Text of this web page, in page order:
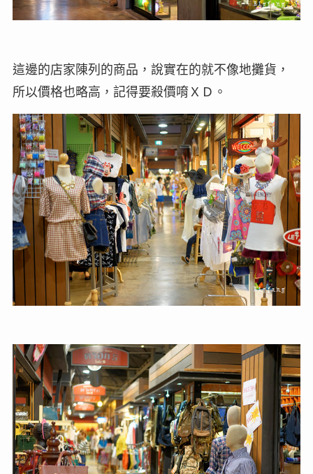
這邊的店家陳列的商品，說實在的就不像地攤貨，
所以價格也略高，記得要殺價唷ＸＤ。